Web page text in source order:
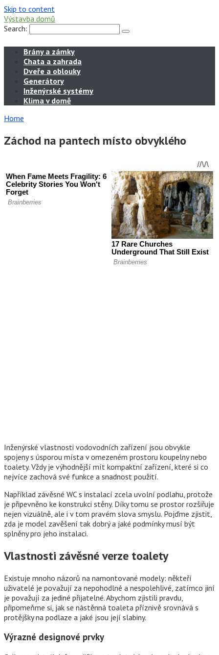
Skip to content
Výstavba domů
Search:
Brány a zámky
Chata a zahrada
Dveře a oblouky
Generátory
Inženýrské systémy
Klima v domě
Home
Záchod na pantech místo obvyklého
Inženýrské vlastnosti vodovodních zařízení jsou obvykle
spojeny s úsporou místa v omezeném prostoru koupelny nebo
toalety. Vždy je výhodnější mít kompaktní zařízení, které si co
nejvíce zachová své funkce a snadnost použití.
Například závěsné WC s instalací zcela uvolní podlahu, protože
je připevněno ke konstrukci stěny. Díky tomu se prostor rozšiřuje
nejen vizuálně, ale i v tom pravém slova smyslu. Pojďme zjistit,
zda je model zavěšení tak dobrý a jaké podmínky musí být
splněny pro jeho instalaci.
Vlastnosti závěsné verze toalety
Existuje mnoho názorů na namontované modely: někteří
uživatelé je považují za nepohodlné a nespolehlivé, zatímco jiní
je považují za jediné přijatelné. Abychom zjistili pravdu,
připomeňme si, jak se nástěnná toaleta příznivě srovnává s
protějšky na podlaze a jaké jsou její slabiny.
Výrazné designové prvky